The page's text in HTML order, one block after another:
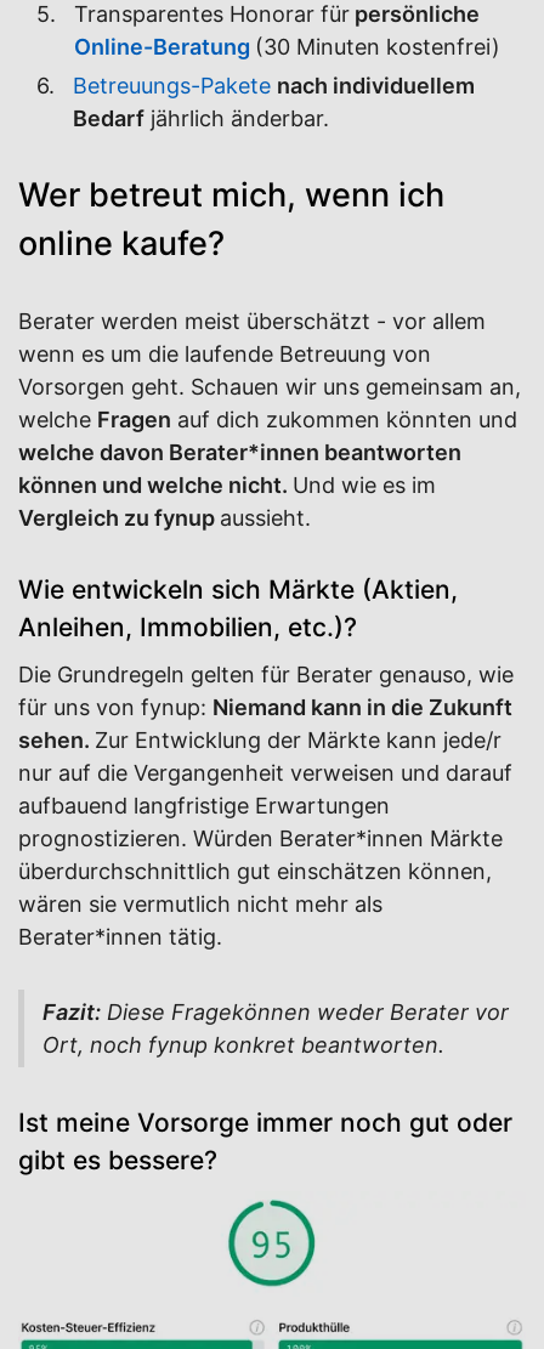
Transparentes Honorar für persönliche
Online-Beratung (30 Minuten kostenfrei)
Betreuungs-Pakete nach individuellem
Bedarf jährlich änderbar.
Wer betreut mich, wenn ich
online kaufe?
Berater werden meist überschätzt - vor allem
wenn es um die laufende Betreuung von
Vorsorgen geht. Schauen wir uns gemeinsam an,
welche Fragen auf dich zukommen könnten und
welche davon Berater*innen beantworten
können und welche nicht. Und wie es im
Vergleich zu fynup aussieht.
Wie entwickeln sich Märkte (Aktien,
Anleihen, Immobilien, etc.)?
Die Grundregeln gelten für Berater genauso, wie
für uns von fynup: Niemand kann in die Zukunft
sehen. Zur Entwicklung der Märkte kann jede/r
nur auf die Vergangenheit verweisen und darauf
aufbauend langfristige Erwartungen
prognostizieren. Würden Berater*innen Märkte
überdurchschnittlich gut einschätzen können,
wären sie vermutlich nicht mehr als
Berater*innen tätig.
Fazit: Diese Fragekönnen weder Berater vor
Ort, noch fynup konkret beantworten.
Ist meine Vorsorge immer noch gut oder
gibt es bessere?